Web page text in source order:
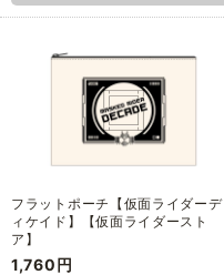
フラットポーチ【仮面ライダーデ
ィケイド】【仮面ライダースト
ア】
1,760円